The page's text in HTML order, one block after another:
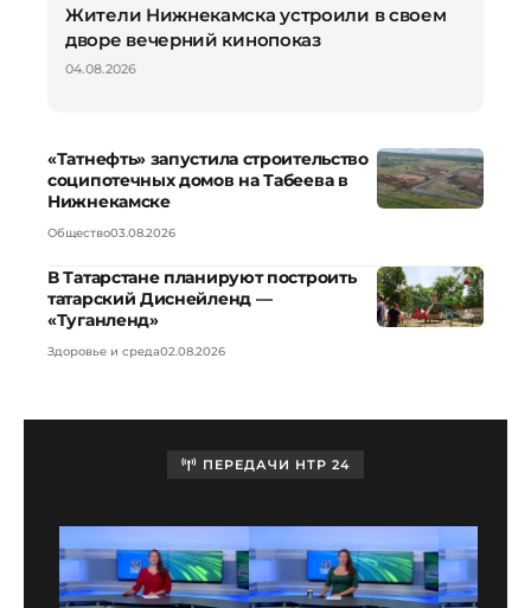
Жители Нижнекамска устроили в своем
дворе вечерний кинопоказ
04.08.2026
«Татнефть» запустила строительство
соципотечных домов на Табеева в
Нижнекамске
Общество03.08.2026
В Татарстане планируют построить
татарский Диснейленд —
«Туганленд»
Здоровье и среда02.08.2026
ПЕРЕДАЧИ НТР 24